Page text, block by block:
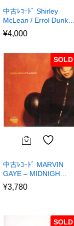
中古ﾚｺｰﾄﾞ Shirley
McLean / Errol Dunk…
¥4,000
SOLD
中古ﾚｺｰﾄﾞ MARVIN
GAYE – MIDNIGH…
¥3,780
SOLD